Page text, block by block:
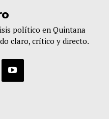
político en Quintana
claro, crítico y directo.